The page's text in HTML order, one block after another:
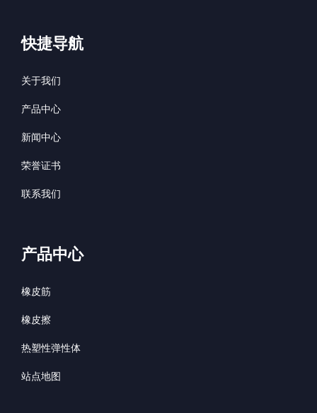
快捷导航
关于我们
产品中心
新闻中心
荣誉证书
联系我们
产品中心
橡皮筋
橡皮擦
热塑性弹性体
站点地图